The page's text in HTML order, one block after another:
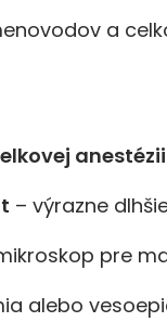
a
anestézii
– výrazne
pre
alebo